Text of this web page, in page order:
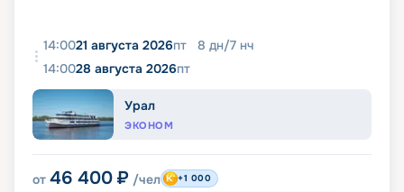
14:0021 августа 2026пт 8 дн/7 нч
14:0028 августа 2026пт
Урал
ЭКОНОМ
от 46 400 ₽ /чел +1 000